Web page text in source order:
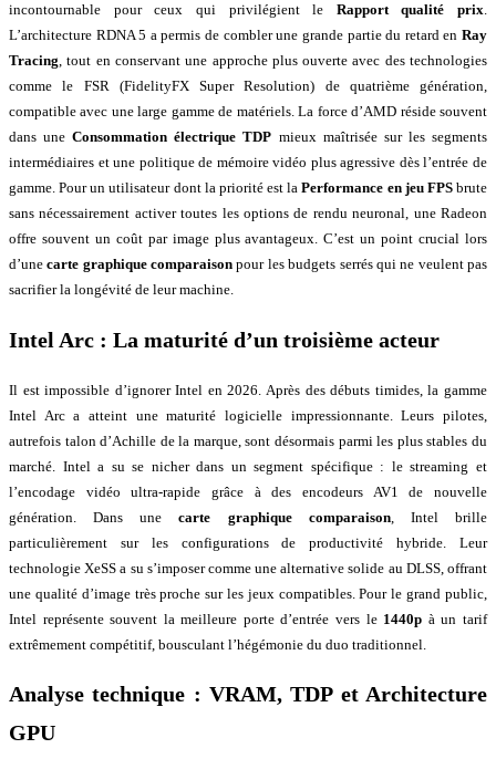
incontournable pour ceux qui privilégient le Rapport qualité prix.
L’architecture RDNA 5 a permis de combler une grande partie du retard en Ray
Tracing, tout en conservant une approche plus ouverte avec des technologies
comme le FSR (FidelityFX Super Resolution) de quatrième génération,
compatible avec une large gamme de matériels. La force d’AMD réside souvent
dans uneConsommation électrique TDP mieux maîtrisée sur les segments
intermédiaires et une politique de mémoire vidéo plus agressive dès l’entrée de
gamme. Pour un utilisateur dont la priorité est laPerformance en jeu FPSbrute
sans nécessairement activer toutes les options de rendu neuronal, une Radeon
offre souvent un coût par image plus avantageux. C’est un point crucial lors
d’unecarte graphique comparaison pour les budgets serrés qui ne veulent pas
sacrifier la longévité de leur machine.
Intel Arc : La maturité d’un troisième acteur
Il est impossible d’ignorer Intel en 2026. Après des débuts timides, la gamme
Intel Arc a atteint une maturité logicielle impressionnante. Leurs pilotes,
autrefois talon d’Achille de la marque, sont désormais parmi les plus stables du
marché. Intel a su se nicher dans un segment spécifique : le streaming et
l’encodage vidéo ultra-rapide grâce à des encodeurs AV1 de nouvelle
génération. Dans unecarte graphique comparaison, Intel brille
particulièrement sur les configurations de productivité hybride. Leur
technologie XeSS a su s’imposer comme une alternative solide au DLSS, offrant
une qualité d’image très proche sur les jeux compatibles. Pour le grand public,
Intel représente souvent la meilleure porte d’entrée vers le 1440p à un tarif
extrêmement compétitif, bousculant l’hégémonie du duo traditionnel.
Analyse technique : VRAM, TDP et Architecture
GPU